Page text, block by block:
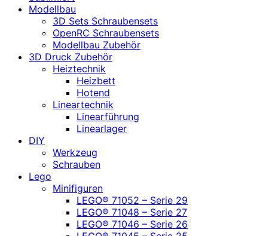
Modellbau
3D Sets Schraubensets
OpenRC Schraubensets
Modellbau Zubehör
3D Druck Zubehör
Heiztechnik
Heizbett
Hotend
Lineartechnik
Linearführung
Linearlager
DIY
Werkzeug
Schrauben
Lego
Minifiguren
LEGO® 71052 – Serie 29
LEGO® 71048 – Serie 27
LEGO® 71046 – Serie 26